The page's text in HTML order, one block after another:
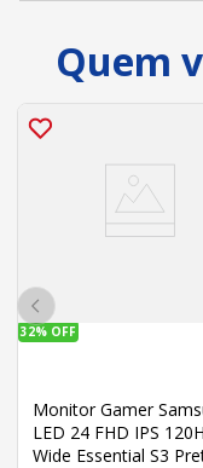
Quem
32% OFF
Monitor Gamer
LED 24 FHD IPS
Wide Essential S3